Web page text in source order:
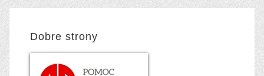
Dobre strony